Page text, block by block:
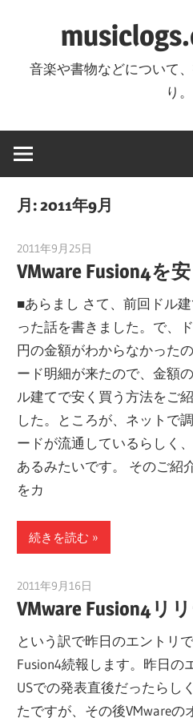
へ
キ
音楽や書物などについて
り。
月:2011年9月
2011年9月25日
VMware Fusion4を
■あらまし さて、前回ドル
った話を書きました。で、
円の金額がわからなかった
ード明細が来たので、金額
ル建てで安く買う方法をご
した。ところが、ネットで
ードが流通しているらしく
あるみたいです。 そのご紹
をカ
続きを読む
2011年9月16日
VMware Fusion4リ
という訳で昨日のエントリ
Fusion4続報します。昨日の
USでの発表直後だったらし
たですが、その後VMwareの